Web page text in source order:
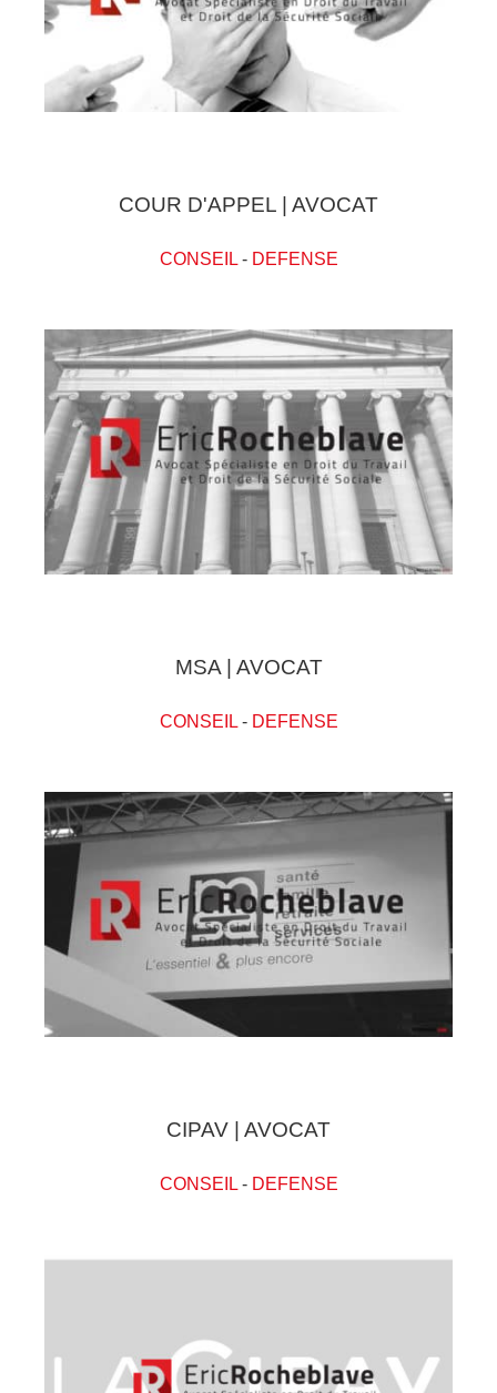
COUR D'APPEL | AVOCAT
CONSEIL- DEFENSE
MSA | AVOCAT
CONSEIL- DEFENSE
CIPAV | AVOCAT
CONSEIL- DEFENSE